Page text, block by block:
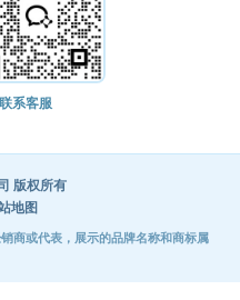
系客服
版权所有
地图
商或代表，展示的品牌名称和商标属